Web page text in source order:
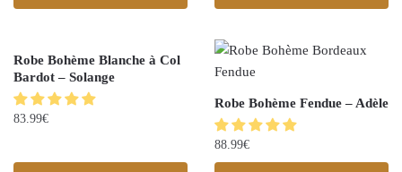
Robe Bohème Blanche à Col
Bardot – Solange
83.99€
Robe Bohème Fendue – Adèle
88.99€